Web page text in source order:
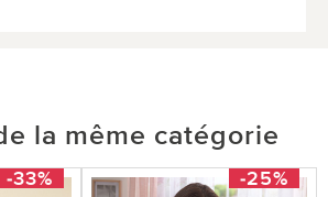
la même catégorie
-33% -25%